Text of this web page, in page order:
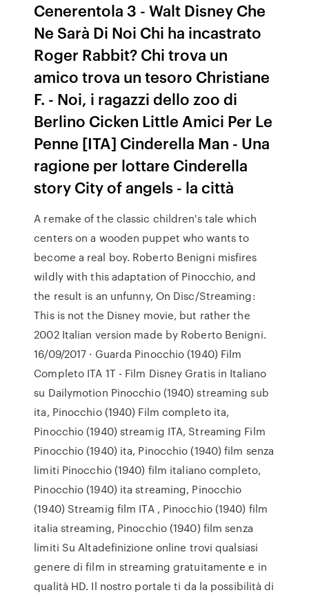
Cenerentola 3 - Walt Disney Che
Ne Sarà Di Noi Chi ha incastrato
Roger Rabbit? Chi trova un
amico trova un tesoro Christiane
F. - Noi, i ragazzi dello zoo di
Berlino Cicken Little Amici Per Le
Penne [ITA] Cinderella Man - Una
ragione per lottare Cinderella
story City of angels - la città
A remake of the classic children's tale which
centers on a wooden puppet who wants to
become a real boy. Roberto Benigni misfires
wildly with this adaptation of Pinocchio, and
the result is an unfunny, On Disc/Streaming:
This is not the Disney movie, but rather the
2002 Italian version made by Roberto Benigni.
16/09/2017 · Guarda Pinocchio (1940) Film
Completo ITA 1T - Film Disney Gratis in Italiano
su Dailymotion Pinocchio (1940) streaming sub
ita, Pinocchio (1940) Film completo ita,
Pinocchio (1940) streamig ITA, Streaming Film
Pinocchio (1940) ita, Pinocchio (1940) film senza
limiti Pinocchio (1940) film italiano completo,
Pinocchio (1940) ita streaming, Pinocchio
(1940) Streamig film ITA , Pinocchio (1940) film
italia streaming, Pinocchio (1940) film senza
limiti Su Altadefinizione online trovi qualsiasi
genere di film in streaming gratuitamente e in
qualità HD. Il nostro portale ti da la possibilità di